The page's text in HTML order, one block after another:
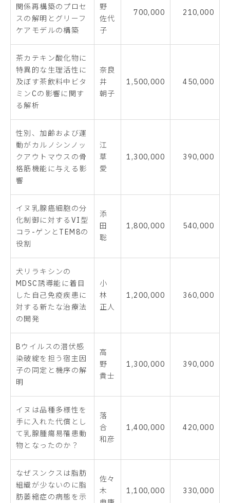
関係再構築のプロセ
スの解明とグリーフ
ケアモデルの構築
野
佐代
子
700,000 210,000
茶カテキン酸化物に
特異的な生理活性に
及ぼす茶飲料中ビタ
ミンCの影響に関す
る解析
奈良
井
朝子
1,500,000 450,000
性別、加齢および運
動がカルノシンノッ
クアウトマウスの骨
格筋機能に与える影
響
江
草
愛
1,300,000 390,000
イヌ乳腺癌細胞の分
化制御に対するVI型
コラ-ゲンとTEM8の
役割
添
田
聡
1,800,000 540,000
犬リラキシンの
MDSC誘導能に着目
した自己免疫疾患に
対する新たな治療法
の開発
小
林
正人
1,200,000 360,000
Bウイルスの潜伏感
染破綻を担う宿主因
子の同定と機序の解
明
高
野
貴士
1,300,000 390,000
イヌは品種多様性を
手に入れた代償とし
て乳腺腫瘍易罹患動
物となったのか？
落
合
和彦
1,400,000 420,000
なぜスンクスは脂肪
組織が少ないのに脂
肪萎縮症の病態を示
佐々
木
1,100,000 330,000